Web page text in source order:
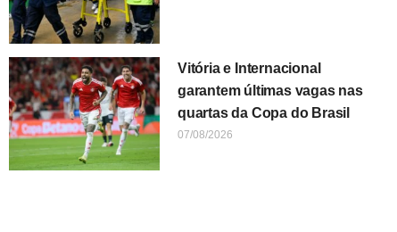
Vitória e Internacional
garantem últimas vagas nas
quartas da Copa do Brasil
07/08/2026